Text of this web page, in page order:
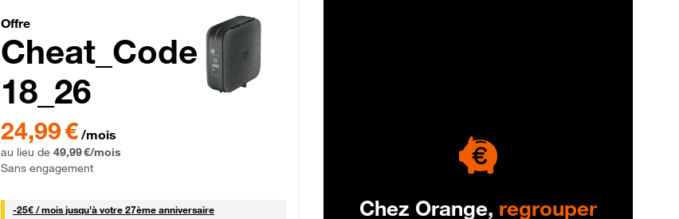
Cheat_Code Fibre_18_26
Offre
Cheat_Code
18_26
24,99 € /mois
au lieu de 49,99 €/mois
Sans engagement
-25€ / mois25 € par mois
jusqu'à votre 27ème anniversaire Chez Orange, regrouper